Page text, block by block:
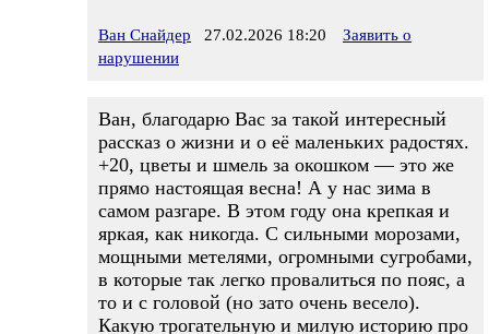
Ван Снайдер 27.02.2026 18:20
Заявить о
нарушении
Ван, благодарю Вас за такой интересный
рассказ о жизни и о её маленьких радостях.
+20, цветы и шмель за окошком — это же
прямо настоящая весна! А у нас зима в
самом разгаре. В этом году она крепкая и
яркая, как никогда. С сильными морозами,
мощными метелями, огромными сугробами,
в которые так легко провалиться по пояс, а
то и с головой (но зато очень весело).
Какую трогательную и милую историю про